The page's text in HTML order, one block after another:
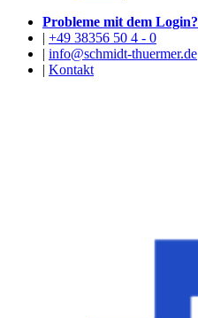
Probleme mit dem Login?
| +49 38356 50 4 - 0
| info@schmidt-thuermer.de
| Kontakt